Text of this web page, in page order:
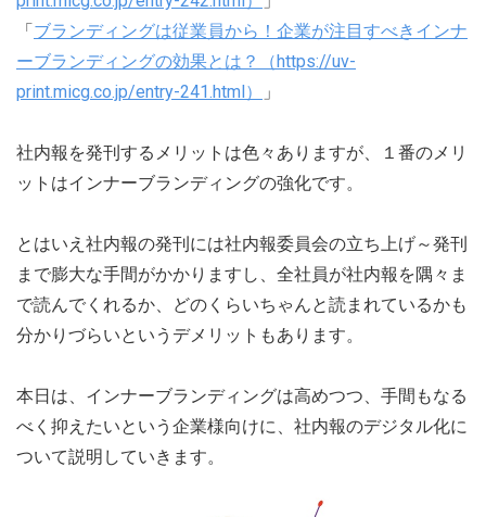
「ブランディングは従業員から！企業が注目すべきインナ
ーブランディングの効果とは？（https://uv-
print.micg.co.jp/entry-241.html）
」
社内報を発刊するメリットは色々ありますが、１番のメリ
ットはインナーブランディングの強化です。
とはいえ社内報の発刊には社内報委員会の立ち上げ～発刊
まで膨大な手間がかかりますし、全社員が社内報を隅々ま
で読んでくれるか、どのくらいちゃんと読まれているかも
分かりづらいというデメリットもあります。
本日は、インナーブランディングは高めつつ、手間もなる
べく抑えたいという企業様向けに、社内報のデジタル化に
ついて説明していきます。